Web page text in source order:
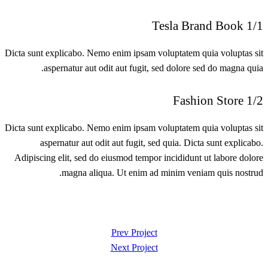
1/1 Tesla Brand Book
Dicta sunt explicabo. Nemo enim ipsam voluptatem quia voluptas sit
aspernatur aut odit aut fugit, sed dolore sed do magna quia.
1/2 Fashion Store
Dicta sunt explicabo. Nemo enim ipsam voluptatem quia voluptas sit
aspernatur aut odit aut fugit, sed quia. Dicta sunt explicabo.
Adipiscing elit, sed do eiusmod tempor incididunt ut labore dolore
magna aliqua. Ut enim ad minim veniam quis nostrud.
Prev Project
Next Project